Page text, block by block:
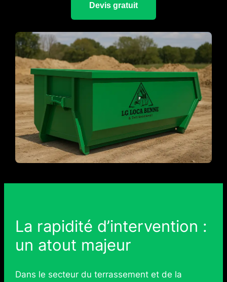
Devis gratuit
La rapidité d’intervention :
un atout majeur
Dans le secteur du terrassement et de la